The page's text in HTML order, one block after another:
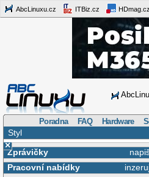
AbcLinuxu.cz ITBiz.cz HDmag.cz
Poradna FAQ Hardware
Styl
×
Zprávičky
Pracovní nabídky